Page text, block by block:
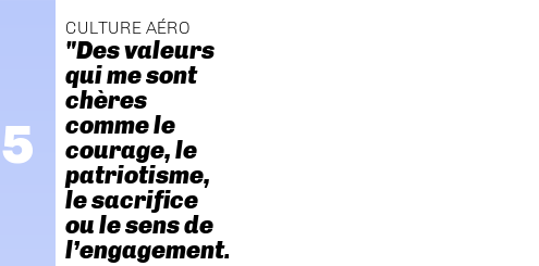
CULTURE AÉRO
"Des valeurs
qui me sont
chères
comme le
courage, le
patriotisme,
le sacrifice
ou le sens de
l’engagement."